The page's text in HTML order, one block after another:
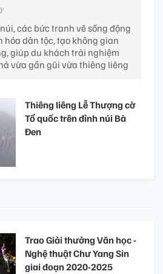
các bức tranh vẽ sống động
hóa dân tộc, tạo không gian
giúp du khách trải nghiệm
vừa gần gũi vừa thiêng liêng
Thiêng liêng Lễ Thượng cờ
Tổ quốc trên đỉnh núi Bà
Đen
Trao Giải thưởng Văn học -
Nghệ thuật Chư Yang Sin
giai đoạn 2020-2025